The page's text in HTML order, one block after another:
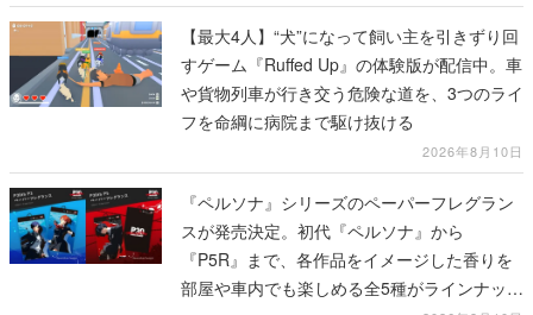
【最大4人】“犬”になって飼い主を引きずり回
すゲーム『Ruffed Up』の体験版が配信中。車
や貨物列車が行き交う危険な道を、3つのライ
フを命綱に病院まで駆け抜ける
2026年8月10日
『ペルソナ』シリーズのペーパーフレグラン
スが発売決定。初代『ペルソナ』から
『P5R』まで、各作品をイメージした香りを
部屋や車内でも楽しめる全5種がラインナッ